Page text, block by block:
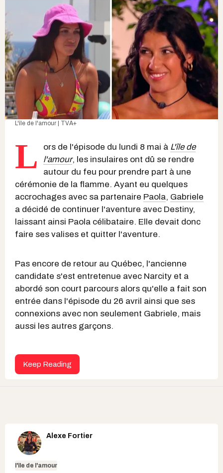
L'île de l'amour | TVA+
L ors de l'épisode du lundi 8 mai à L'île de
l'amour, les insulaires ont dû se rendre
autour du feu pour prendre part à une
cérémonie de la flamme. Ayant eu quelques
accrochages avec sa partenaire Paola, Gabriele
a décidé de continuer l'aventure avec Destiny,
laissant ainsi Paola célibataire. Elle devait donc
faire ses valises et quitter l'aventure.
Pas encore de retour au Québec, l'ancienne
candidate s'est entretenue avec Narcity et a
abordé son court parcours alors qu'elle a fait son
entrée dans l'épisode du 26 avril ainsi que ses
connexions avec non seulement Gabriele, mais
aussi les autres garçons.
Keep Reading
Alexe Fortier
l'île de l'amour